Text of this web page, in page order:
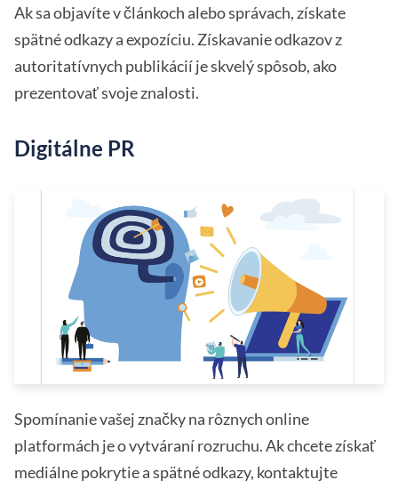
Ak sa objavíte v článkoch alebo správach, získate
spätné odkazy a expozíciu. Získavanie odkazov z
autoritatívnych publikácií je skvelý spôsob, ako
prezentovať svoje znalosti.
Digitálne PR
Spomínanie vašej značky na rôznych online
platformách je o vytváraní rozruchu. Ak chcete získať
mediálne pokrytie a spätné odkazy, kontaktujte